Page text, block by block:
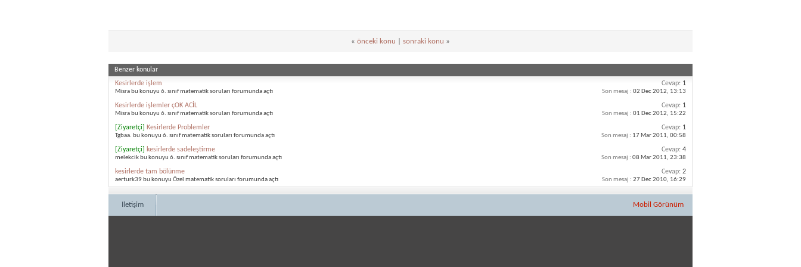
« önceki konu sonraki konu »
Benzer konular
Kesirlerde işlem
Misra bu konuyu 6. sınıf matematik soruları forumunda açtı
Cevap: 1
Son mesaj : 02 Dec 2012, 13:13
Kesirlerde işlemler çOK ACİL
Misra bu konuyu 6. sınıf matematik soruları forumunda açtı
Cevap: 1
Son mesaj : 01 Dec 2012, 15:22
[Ziyaretçi] Kesirlerde Problemler
Tgbaa. bu konuyu 6. sınıf matematik soruları forumunda açtı
Cevap: 1
Son mesaj : 17 Mar 2011, 00:58
[Ziyaretçi] kesirlerde sadeleştirme
melekcik bu konuyu 6. sınıf matematik soruları forumunda açtı
Cevap: 4
Son mesaj : 08 Mar 2011, 23:38
kesirlerde tam bölünme
aerturk39 bu konuyu Özel matematik soruları forumunda açtı
Cevap: 2
Son mesaj : 27 Dec 2010, 16:29
İletişim Mobil Görünüm